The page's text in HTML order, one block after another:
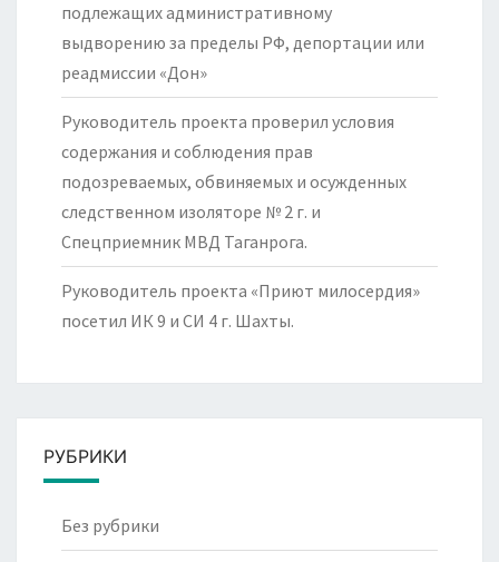
подлежащих административному
выдворению за пределы РФ, депортации или
реадмиссии «Дон»
Руководитель проекта проверил условия
содержания и соблюдения прав
подозреваемых, обвиняемых и осужденных
следственном изоляторе № 2 г. и
Спецприемник МВД Таганрога.
Руководитель проекта «Приют милосердия»
посетил ИК 9 и СИ 4 г. Шахты.
РУБРИКИ
Без рубрики